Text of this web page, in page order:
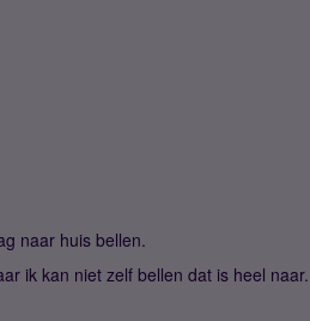
naar huis bellen.
ik kan niet zelf bellen dat is heel